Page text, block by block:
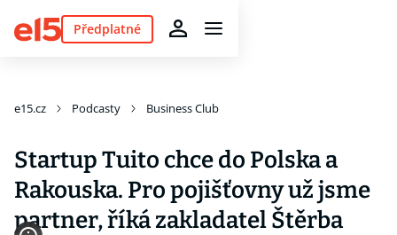
Předplatné
e15.cz Podcasty Business Club
Startup Tuito chce do Polska a
Rakouska. Pro pojišťovny už jsme
partner, říká zakladatel Štěrba